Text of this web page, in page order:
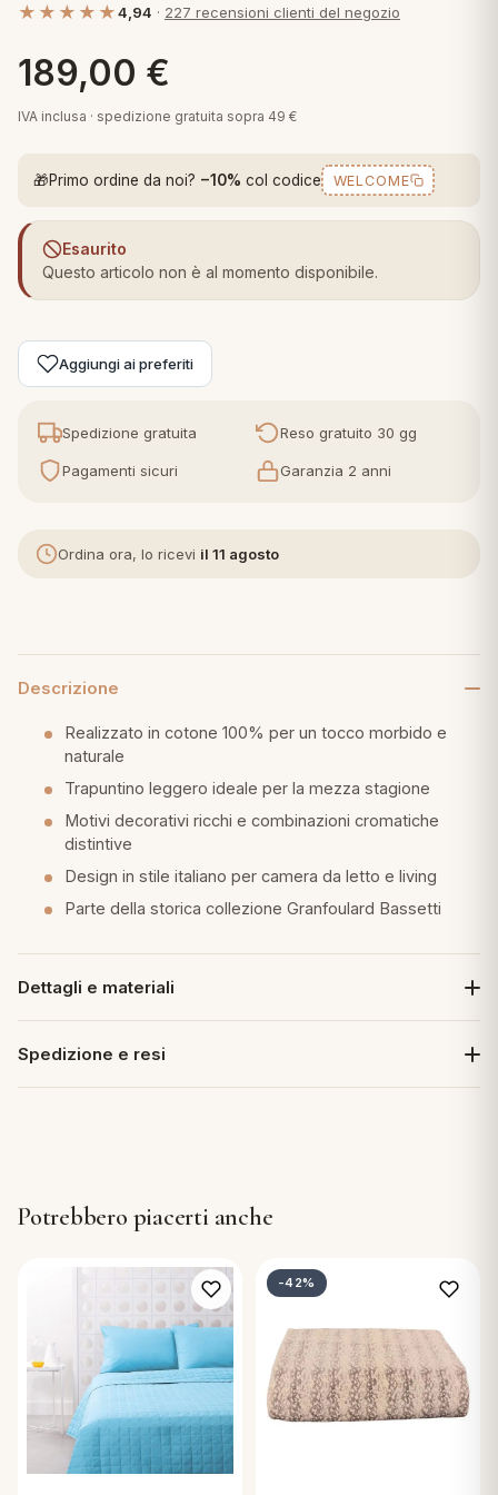
letto
e Pigiami
arredo
per cuscini
Step
in fibra
in piuma d'oca
in piuma
Tappeti Cartoons
Trapuntini Cartoons
★★★★★4,94 · 227 recensioni clienti del negozio
189,00 €
IVA inclusa · spedizione gratuita sopra 49 €
🎁Primo ordine da noi? −10% col codice WELCOME
Esaurito
Questo articolo non è al momento disponibile.
Aggiungi ai preferiti
Spedizione gratuita Reso gratuito 30 gg
Pagamenti sicuri Garanzia 2 anni
Ordina ora, lo ricevi il 11 agosto
Descrizione
Realizzato in cotone 100% per un tocco morbido e
naturale
Trapuntino leggero ideale per la mezza stagione
Motivi decorativi ricchi e combinazioni cromatiche
distintive
Design in stile italiano per camera da letto e living
Parte della storica collezione Granfoulard Bassetti
Dettagli e materiali
Spedizione e resi
Potrebbero piacerti anche
-42%